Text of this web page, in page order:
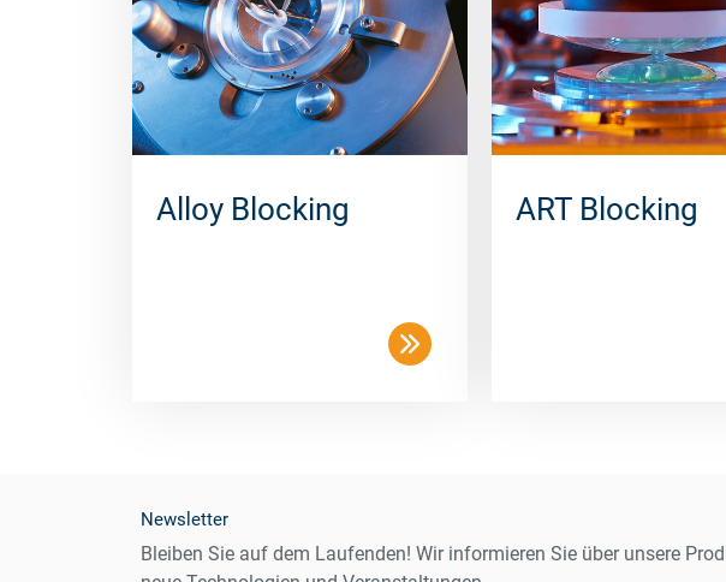
Alloy Blocking ART Blocking
Newsletter
Bleiben Sie auf dem Laufenden! Wir informieren Sie über unsere